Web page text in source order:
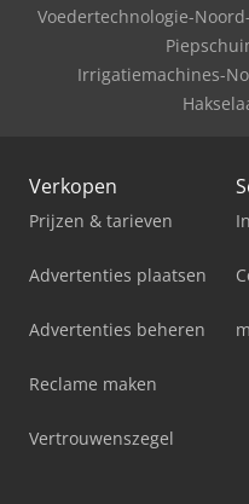
Voedertechnologie-
Irrigatiemachines-
Verkopen
Prijzen & tarieven
Advertenties plaatsen
Advertenties beheren
Reclame maken
Vertrouwenszegel